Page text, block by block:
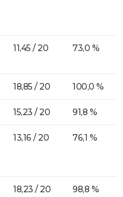
11,45 / 20 73,0 %
18,85 / 20 100,0 %
15,23 / 20 91,8 %
13,16 / 20 76,1 %
18,23 / 20 98,8 %